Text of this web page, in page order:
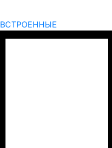
ВСТРОЕННЫЕ